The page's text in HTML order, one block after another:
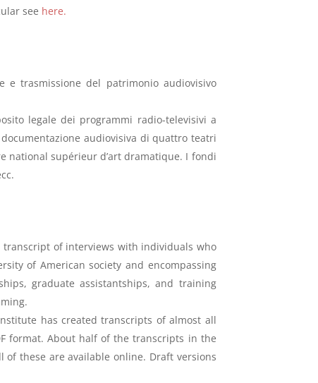
see here.
e trasmissione del patrimonio audiovisivo
legale dei programmi radio-televisivi a
audiovisiva di quattro teatri
national supérieur d’art dramatique. I fondi
of interviews with individuals who
of American society and encompassing
graduate assistantships, and training
has created transcripts of almost all
format. About half of the transcripts in the
these are available online. Draft versions